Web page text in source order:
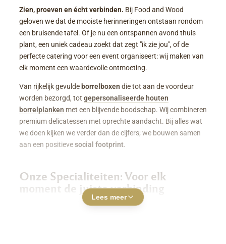
Zien, proeven en écht verbinden. Bij Food and Wood
geloven we dat de mooiste herinneringen ontstaan rondom
een bruisende tafel. Of je nu een ontspannen avond thuis
plant, een uniek cadeau zoekt dat zegt "ik zie jou", of de
perfecte catering voor een event organiseert: wij maken van
elk moment een waardevolle ontmoeting.
Van rijkelijk gevuldeborrelboxen die tot aan de voordeur
worden bezorgd, tot gepersonaliseerde houten
borrelplanken met een blijvende boodschap. Wij combineren
premium delicatessen met oprechte aandacht. Bij alles wat
we doen kijken we verder dan de cijfers; we bouwen samen
aan een positievesocial footprint.
Onze Specialiteiten: Voor elk
moment de juiste verbinding
Luxe Borrelboxen & Borrelpakketten
Lees meer